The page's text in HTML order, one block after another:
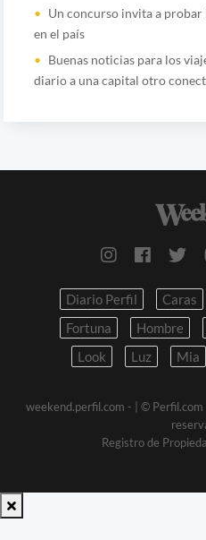
Un concurso invita a
en el país
Buenas noticias para los
diario a una capital otro
Diario Perfil Caras
Fortuna
Hombre
Look
Luz Mia
weekend.perfil.com -
| ©
Registro de